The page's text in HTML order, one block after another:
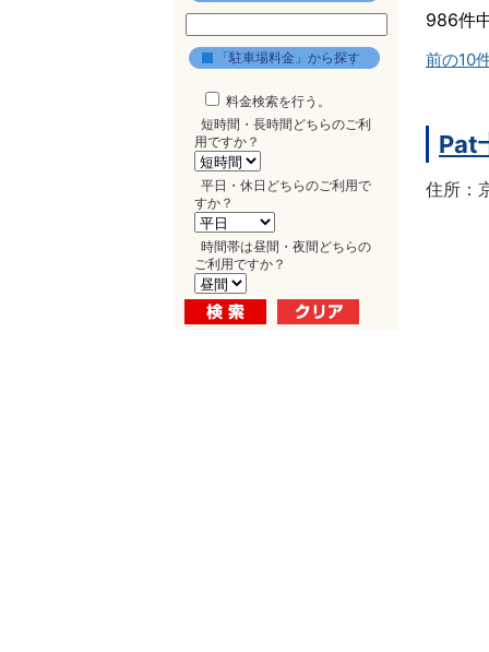
「駐車場料金」から探す
料金検索を行う。
短時間・長時間どちらのご利
用ですか？
平日・休日どちらのご利用で
すか？
時間帯は昼間・夜間どちらの
ご利用ですか？
986件
前の10
Pat
住所：